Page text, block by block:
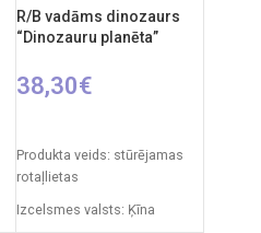
R/B vadāms dinozaurs
“Dinozauru planēta”
38,30€
Produkta veids: stūrējamas
rotaļlietas
Izcelsmes valsts: Ķīna